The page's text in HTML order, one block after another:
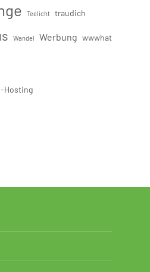
Teelicht traudich
Wandel Werbung wwwhat